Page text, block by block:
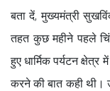
बता दें, मुख्यमंत्री
तहत कुछ महीने पहले
हुए धार्मिक पर्यटन
करने की बात कही थी।